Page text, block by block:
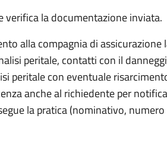
la documentazione inviata.
alla compagnia di assicurazione
peritale, contatti con il
peritale con eventuale
anche al richiedente per
la pratica (nominativo, numero